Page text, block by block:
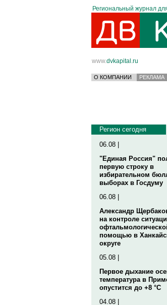
Региональный журнал
www.dvkapital.ru
О КОМПАНИИ РЕКЛАМА
Регион сегодня
06.08 |
"Единая Россия"
первую строку в
избирательном
выборах в Госдуму
06.08 |
Александр
на контроле
помощью в
округе
05.08 |
Первое дыхание
температура в
опустится до +8 °C
04.08 |